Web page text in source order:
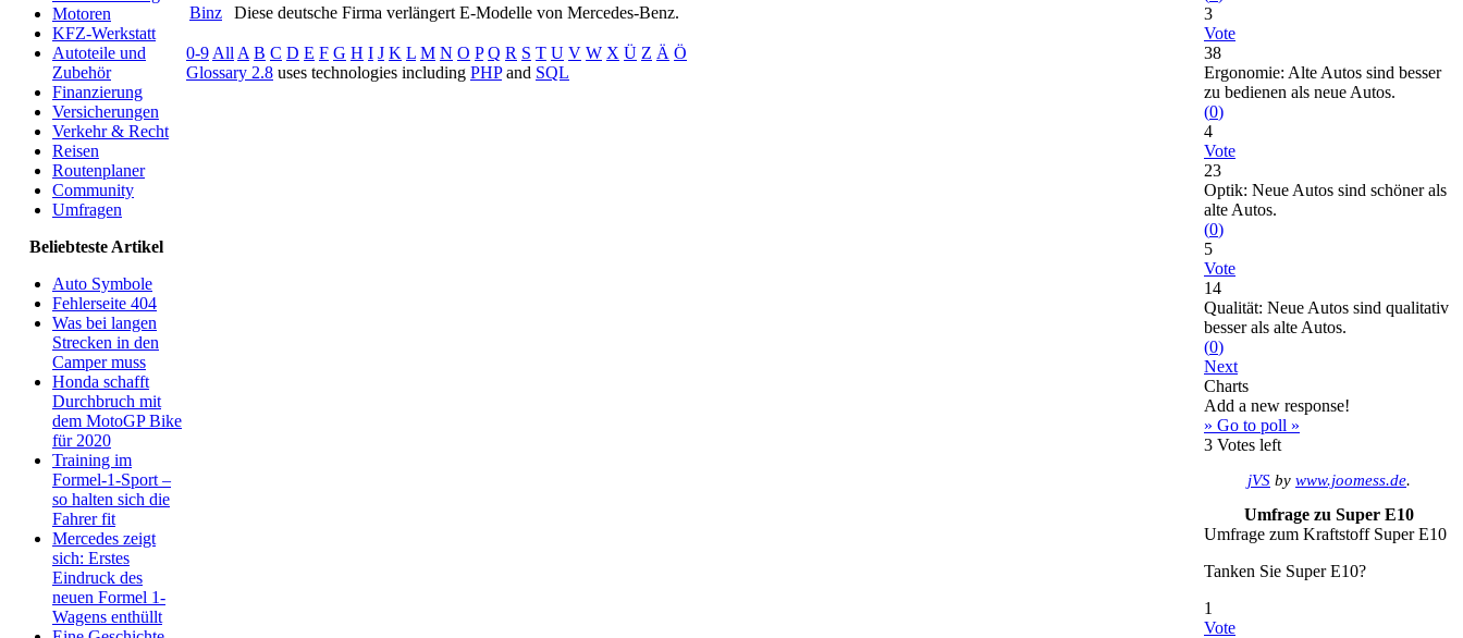
Motoren
KFZ-Werkstatt
Autoteile und
Zubehör
Finanzierung
Versicherungen
Verkehr & Recht
Reisen
Routenplaner
Community
Umfragen
Beliebteste Artikel
Auto Symbole
Fehlerseite 404
Was bei langen
Strecken in den
Camper muss
Honda schafft
Durchbruch mit
dem MotoGP Bike
für 2020
Training im
Formel-1-Sport –
so halten sich die
Fahrer fit
Mercedes zeigt
sich: Erstes
Eindruck des
neuen Formel 1-
Wagens enthüllt
Binz Diese deutsche Firma verlängert E-Modelle von Mercedes-Benz.
0-9 All A B C D E F G H I J K L M N O P Q R S T U V W X Ü Z Ä Ö
Glossary 2.8 uses technologies including PHPand SQL
3
Vote
38
Ergonomie: Alte Autos sind besser
zu bedienen als neue Autos.
(0)
4
Vote
23
Optik: Neue Autos sind schöner als
alte Autos.
(0)
5
Vote
14
Qualität: Neue Autos sind qualitativ
besser als alte Autos.
(0)
Next
Charts
Add a new response!
» Go to poll »
3 Votes left
jVS by www.joomess.de.
Umfrage zu Super E10
Umfrage zum Kraftstoff Super E10
Tanken Sie Super E10?
1
Vote